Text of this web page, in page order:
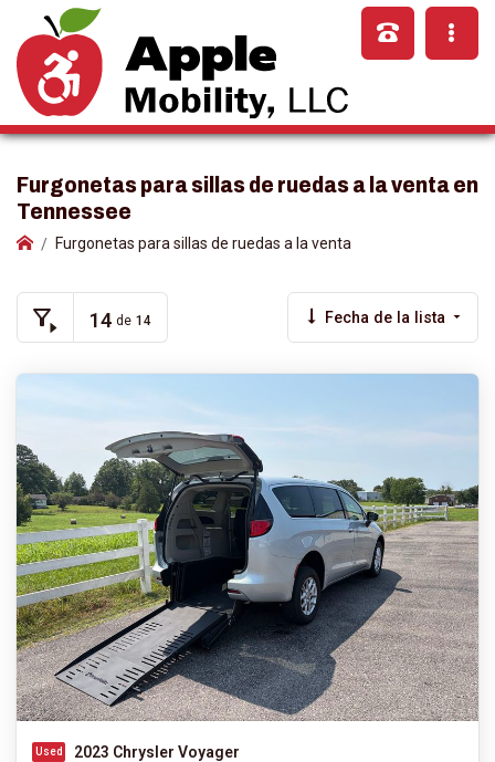
Furgonetas para sillas de ruedas a la venta en
Tennessee
Furgonetas para sillas de ruedas a la venta
14 de 14 Fecha de la lista
2023 Chrysler Voyager